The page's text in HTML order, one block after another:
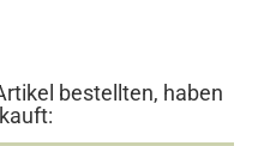
bestellten, haben